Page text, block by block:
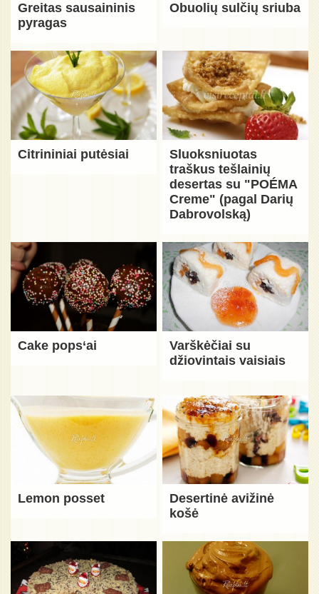
Greitas sausaininis
pyragas
Obuolių sulčių sriuba
Citrininiai putėsiai
Sluoksniuotas
traškus tešlainių
desertas su "POÉMA
Creme" (pagal Darių
Dabrovolską)
Cake pops‘ai
Varškėčiai su
džiovintais vaisiais
Lemon posset
Desertinė avižinė
košė